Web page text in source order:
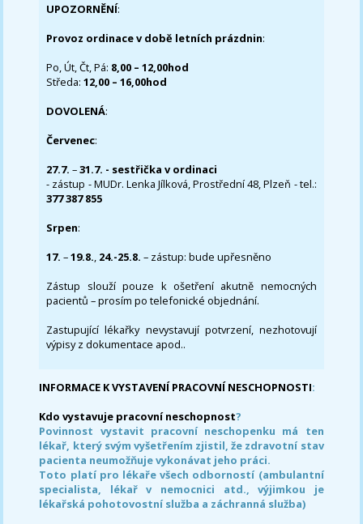
UPOZORNĚNÍ:
Provoz ordinace v době letních prázdnin:
Po, Út, Čt, Pá: 8,00 – 12,00hod
Středa:12,00 – 16,00hod
DOVOLENÁ:
Červenec:
27.7.–31.7. - sestřička v ordinaci
- zástup - MUDr. Lenka Jílková, Prostřední 48, Plzeň - tel.:
377 387 855
Srpen:
17. –19.8., 24.-25.8. – zástup: bude upřesněno
Zástup slouží pouze k ošetření akutně nemocných
pacientů – prosím po telefonické objednání.
Zastupující lékařky nevystavují potvrzení, nezhotovují
výpisy z dokumentace apod..
INFORMACE K VYSTAVENÍ PRACOVNÍ NESCHOPNOSTI:
Kdo vystavuje pracovní neschopnost?
Povinnost vystavit pracovní neschopenku má ten
lékař, který svým vyšetřením zjistil, že zdravotní stav
pacienta neumožňuje vykonávat jeho práci.
Toto platí pro lékaře všech odborností (ambulantní
specialista, lékař v nemocnici atd., výjimkou je
lékařská pohotovostní služba a záchranná služba)